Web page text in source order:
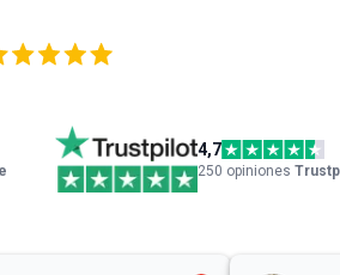
4,7
250 opiniones